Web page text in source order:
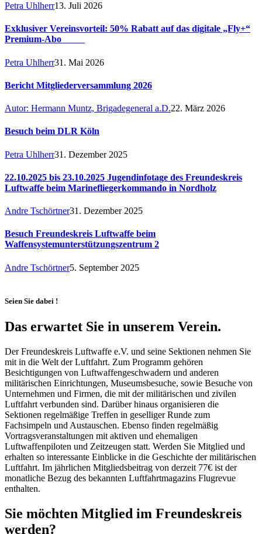
Petra Uhlherr13. Juli 2026
Exklusiver Vereinsvorteil: 50% Rabatt auf das digitale „Fly+“
Premium-Abo
Petra Uhlherr31. Mai 2026
Bericht Mitgliederversammlung 2026
Autor: Hermann Muntz, Brigadegeneral a.D.22. März 2026
Besuch beim DLR Köln
Petra Uhlherr31. Dezember 2025
22.10.2025 bis 23.10.2025 Jugendinfotage des Freundeskreis
Luftwaffe beim Marinefliegerkommando in Nordholz
Andre Tschörtner31. Dezember 2025
Besuch Freundeskreis Luftwaffe beim
Waffensystemunterstützungszentrum 2
Andre Tschörtner5. September 2025
Seien Sie dabei !
Das erwartet Sie in unserem Verein.
Der Freundeskreis Luftwaffe e.V. und seine Sektionen nehmen Sie
mit in die Welt der Luftfahrt. Zum Programm gehören
Besichtigungen von Luftwaffengeschwadern und anderen
militärischen Einrichtungen, Museumsbesuche, sowie Besuche von
Unternehmen und Firmen, die mit der militärischen und zivilen
Luftfahrt verbunden sind. Darüber hinaus organisieren die
Sektionen regelmäßige Treffen in geselliger Runde zum
Fachsimpeln und Austauschen. Ebenso finden regelmäßig
Vortragsveranstaltungen mit aktiven und ehemaligen
Luftwaffenpiloten und Zeitzeugen statt. Werden Sie Mitglied und
erhalten so interessante Einblicke in die Geschichte der militärischen
Luftfahrt. Im jährlichen Mitgliedsbeitrag von derzeit 77€ ist der
monatliche Bezug des bekannten Luftfahrtmagazins Flugrevue
enthalten.
Sie möchten Mitglied im Freundeskreis
werden?